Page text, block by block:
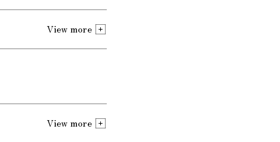
View more
View more